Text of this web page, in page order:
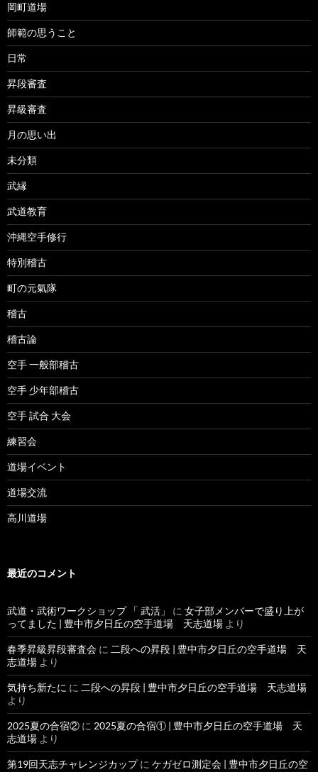
岡町道場
師範の思うこと
日常
昇段審査
昇級審査
月の思い出
未分類
武縁
武道教育
沖縄空手修行
特別稽古
町の元氣隊
稽古
稽古論
空手 一般部稽古
空手 少年部稽古
空手 試合 大会
練習会
道場イベント
道場交流
高川道場
最近のコメント
武道・武術ワークショップ 「 武活」 に 女子部メンバーで盛り上が
ってました | 豊中市夕日丘の空手道場 天志道場 より
春季昇級昇段審査会 に 二段への昇段 | 豊中市夕日丘の空手道場 天
志道場 より
気持ち新たに に 二段への昇段 | 豊中市夕日丘の空手道場 天志道場
より
2025夏の合宿② に 2025夏の合宿① | 豊中市夕日丘の空手道場 天
志道場 より
第19回天志チャレンジカップに ケガゼロ測定会 | 豊中市夕日丘の空